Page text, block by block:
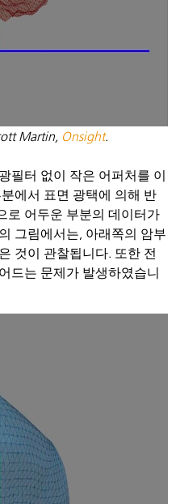
Martin, Onsight.
필터 없이 작은 어퍼처를 이
에서 표면 광택에 의해 반
로 어두운 부분의 데이터가
그림에서는, 아래쪽의 암부
것이 관찰됩니다. 또한 전
드는 문제가 발생하였습니